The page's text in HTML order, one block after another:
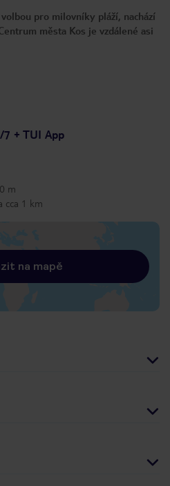
pro milovníky pláží, nachází
města Kos je vzdálené asi
+ TUI App
m
cca 1 km
na mapě